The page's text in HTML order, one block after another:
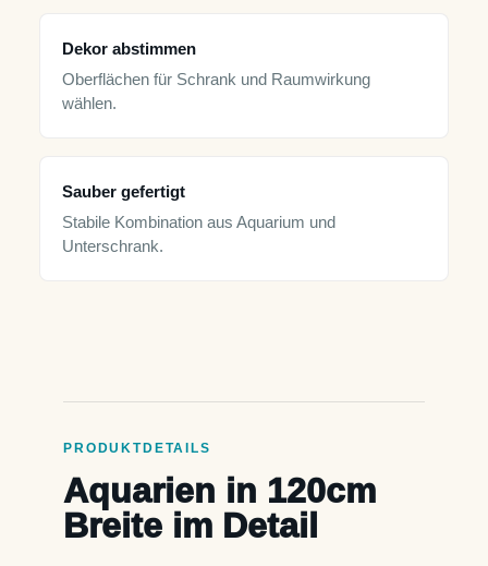
Dekor abstimmen
Oberflächen für Schrank und Raumwirkung
wählen.
Sauber gefertigt
Stabile Kombination aus Aquarium und
Unterschrank.
PRODUKTDETAILS
Aquarien in 120cm
Breite im Detail